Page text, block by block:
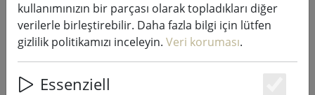
Sirius Tech-Line peri ışıkları
başlangıç seti 45 LED sıcak beyaz
4,5 m dış mekan 230V siyah
kullanımınızın bir parçası olarak topladıkları diğer
verilerle birleştirebilir. Daha fazla bilgi için lütfen
gizlilik politikamızı inceleyin. Veri koruması.
Essenziell